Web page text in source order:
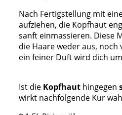
Nach Fertigstellung mit
aufziehen, die Kopfhaut
sanft einmassieren. Diese
die Haare weder aus, noch
ein feiner Duft wird dich
Ist die Kopfhaut hingegen
wirkt nachfolgende Kur